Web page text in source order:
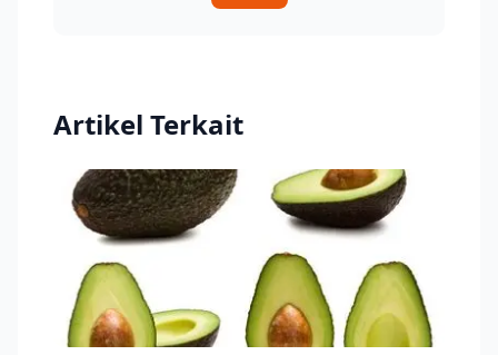
Artikel Terkait